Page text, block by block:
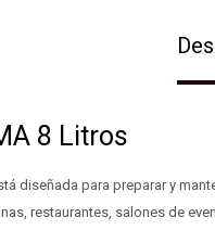
8 Litros
diseñada para preparar y
restaurantes, salones de